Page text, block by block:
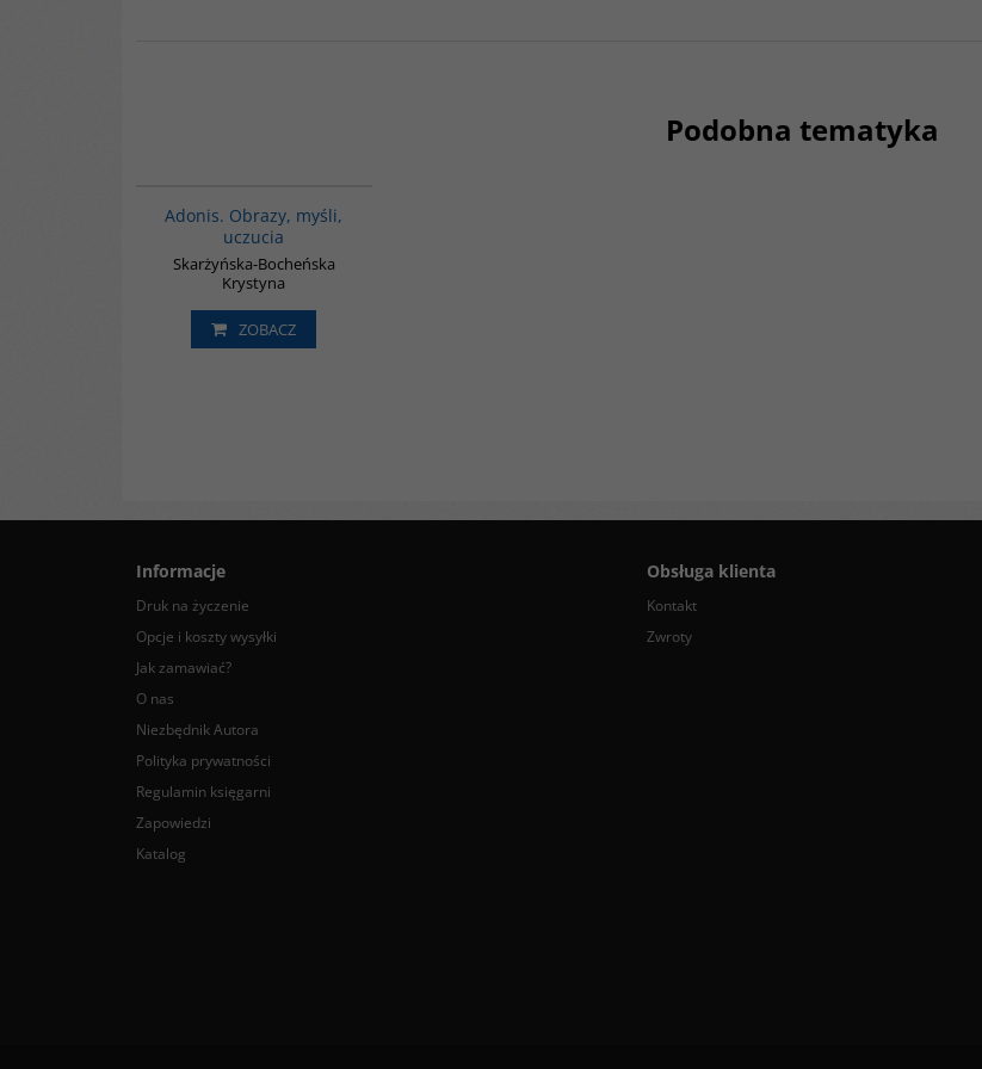
Podobna tematyka
Adonis. Obrazy, myśli,
uczucia
Skarżyńska-Bocheńska
Krystyna
ZOBACZ
Informacje
Druk na życzenie
Opcje i koszty wysyłki
Jak zamawiać?
O nas
Niezbędnik Autora
Polityka prywatności
Regulamin księgarni
Zapowiedzi
Katalog
Obsługa klienta
Kontakt
Zwroty